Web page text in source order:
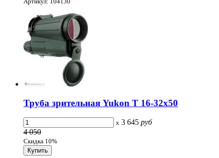
Труба зрительная Yukon Т 16-32x50
x 3 645 руб
4 050
Скидка 10%